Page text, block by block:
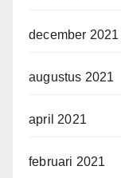
december 2021
augustus 2021
april 2021
februari 2021